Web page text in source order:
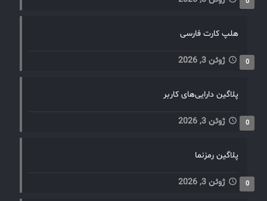
هلپ کارت فارسی
ژوئن 3, 2026 0
پلاگین دارایی‌های کاربر
ژوئن 3, 2026 0
پلاگین رمزنما
ژوئن 3, 2026 0